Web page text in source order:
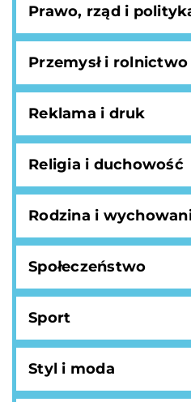
Prawo, rząd i
Przemysł i rolnictwo
Reklama i druk
Religia i duchowość
Rodzina i
Społeczeństwo
Sport
Styl i moda